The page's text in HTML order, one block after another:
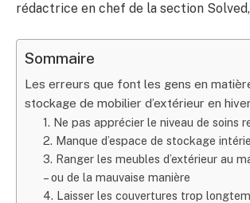
rédactrice en chef de la section Solved,
Sommaire
Les erreurs que font les gens en
stockage de mobilier d’extérieur en hiver
1. Ne pas apprécier le niveau de soins
2. Manque d’espace de stockage
3. Ranger les meubles d’extérieur au
– ou de la mauvaise manière
4. Laisser les couvertures trop